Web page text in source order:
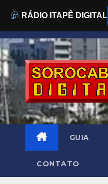
Skip
to
content
GUIA
CONTATO
RÁDIO ITAPÊ DIGITAL